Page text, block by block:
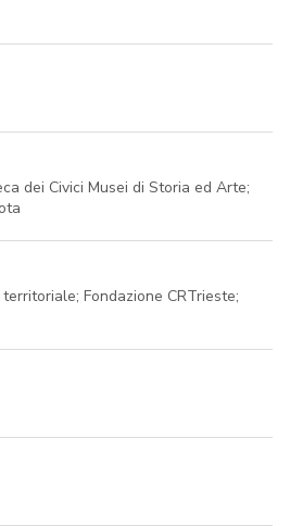
dei Civici Musei di Storia ed Arte;
Fondazione CRTrieste;